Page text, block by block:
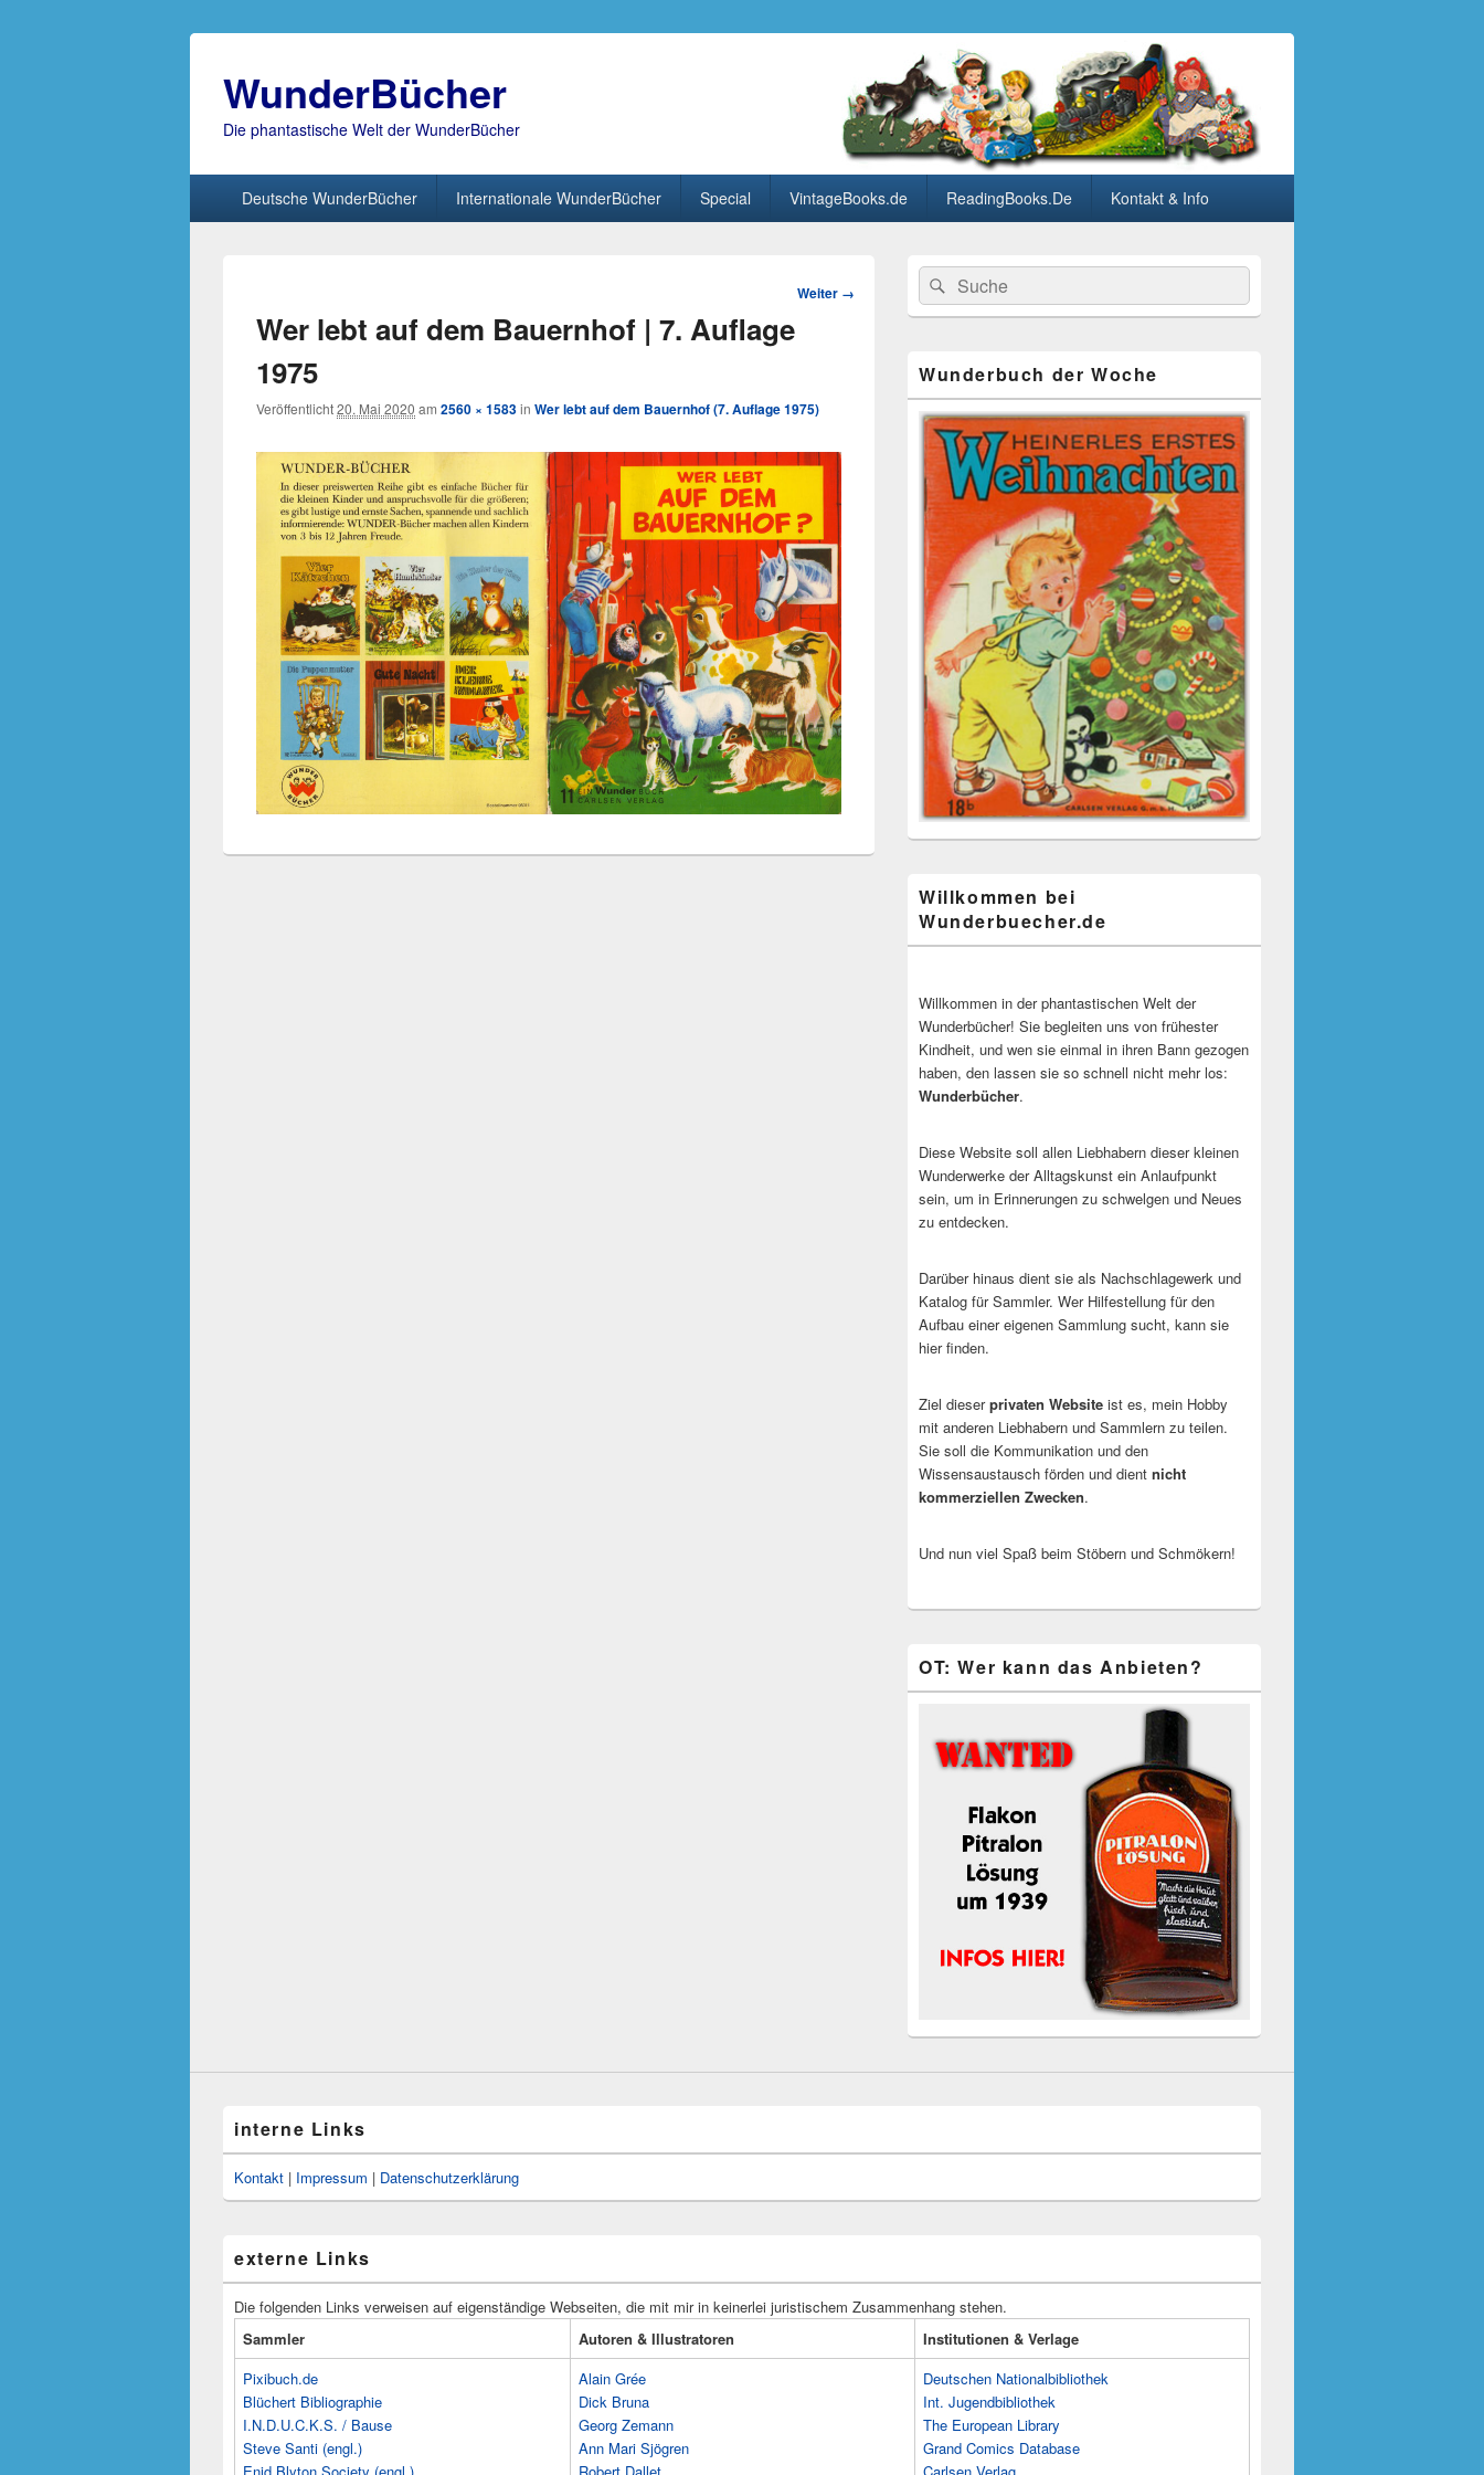
WunderBücher
Die phantastische Welt der WunderBücher
Deutsche WunderBücher Internationale WunderBücher Special VintageBooks.de ReadingBooks.De Kontakt & Info
Bild-
Weiter →
Wer lebt auf dem Bauernhof | 7. Auflage
1975
Veröffentlicht20. Mai 2020 am 2560 × 1583in Wer lebt auf dem Bauernhof (7. Auflage 1975)
Primärer
Seitenleisten
Widget-
Bereich
Search
for:
Suche
Wunderbuch der Woche
Willkommen bei
Wunderbuecher.de
Willkommen in der phantastischen Welt der
Wunderbücher! Sie begleiten uns von frühester
Kindheit, und wen sie einmal in ihren Bann gezogen
haben, den lassen sie so schnell nicht mehr los:
Wunderbücher.
Diese Website soll allen Liebhabern dieser kleinen
Wunderwerke der Alltagskunst ein Anlaufpunkt
sein, um in Erinnerungen zu schwelgen und Neues
zu entdecken.
Darüber hinaus dient sie als Nachschlagewerk und
Katalog für Sammler. Wer Hilfestellung für den
Aufbau einer eigenen Sammlung sucht, kann sie
hier finden.
Ziel dieserprivaten Website ist es, mein Hobby
mit anderen Liebhabern und Sammlern zu teilen.
Sie soll die Kommunikation und den
Wissensaustausch förden und dient nicht
kommerziellen Zwecken.
Und nun viel Spaß beim Stöbern und Schmökern!
OT: Wer kann das Anbieten?
interne Links
Kontakt | Impressum | Datenschutzerklärung
externe Links
Die folgenden Links verweisen auf eigenständige Webseiten, die mit mir in keinerlei juristischem Zusammenhang stehen.
Sammler
Autoren & Illustratoren
Institutionen & Verlage
Pixibuch.de
Blüchert Bibliographie
I.N.D.U.C.K.S. / Bause
Steve Santi (engl.)
Alain Grée
Dick Bruna
Georg Zemann
Ann Mari Sjögren
Deutschen Nationalbibliothek
Int. Jugendbibliothek
The European Library
Grand Comics Database